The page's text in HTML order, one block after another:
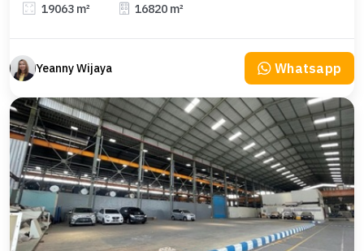
19063 m² 16820 m²
Yeanny Wijaya Whatsapp